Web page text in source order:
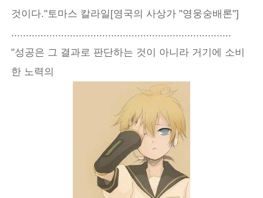
것이다."토마스 칼라일[영국의 사상가 "영웅숭배론"]
"성공은 그 결과로 판단하는 것이 아니라 거기에 소비
한 노력의